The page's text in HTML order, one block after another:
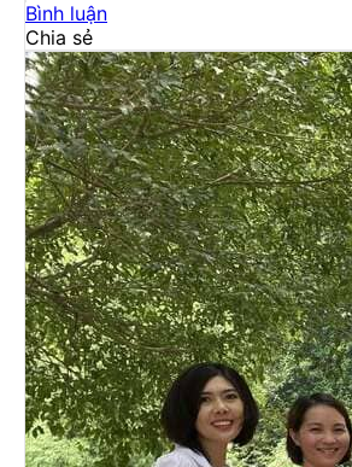
Bình luận
Chia sẻ